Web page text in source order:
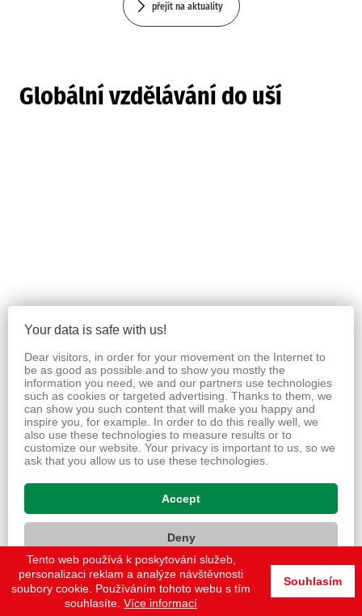
Tento web používá k poskytování služeb,
personalizaci reklam a analýze návštěvnosti
soubory cookie. Používáním tohoto webu s tím
souhlasíte. Více informací
Souhlasím
přejít na aktuality
Globální vzdělávání do uší
Your data is safe with us!
Dear visitors, in order for your movement on the Internet to
be as good as possible and to show you mostly the
information you need, we and our partners use technologies
such as cookies or targeted advertising. Thanks to them, we
can show you such content that will make you happy and
inspire you, for example. In order to do this really well, we
also use these technologies to measure results or to
customize our website. Your privacy is important to us, so we
ask that you allow us to use these technologies.
Accept
Deny
Set